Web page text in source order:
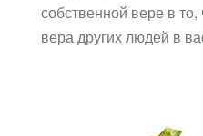
собственной вере в
вера других людей в